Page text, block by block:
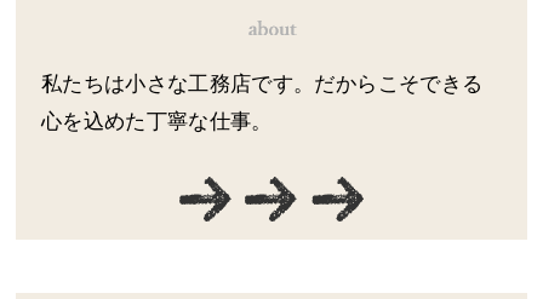
私たちは小さな工務店です。だからこそできる
心を込めた丁寧な仕事。